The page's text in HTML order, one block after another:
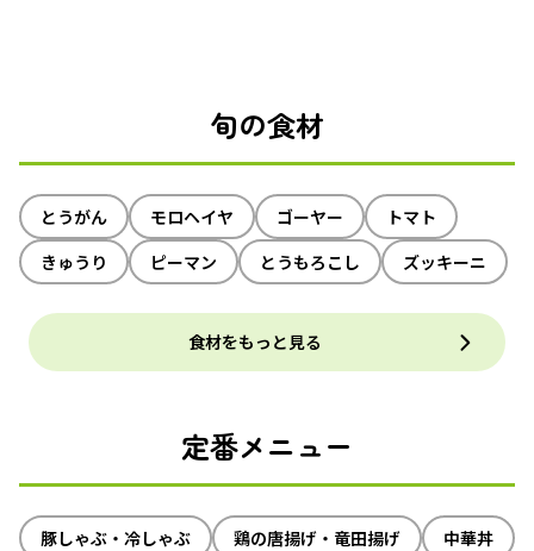
旬の食材
とうがん モロヘイヤ ゴーヤー
トマト
きゅうり
ピーマン とうもろこし ズッキーニ
食材をもっと見る
定番メニュー
豚しゃぶ・冷しゃぶ 鶏の唐揚げ・竜田揚げ
中華丼